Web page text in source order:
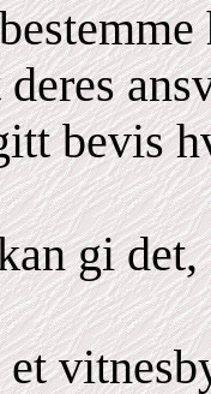
deres
bevis
gi
et